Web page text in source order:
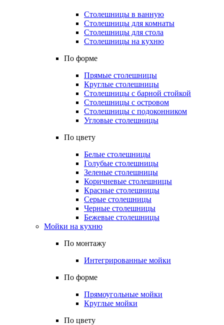
Столешницы в ванную
Столешницы для комнаты
Столешницы для стола
Столешницы на кухню
По форме
Прямые столешницы
Круглые столешницы
Столешницы с барной стойкой
Столешницы с островом
Столешницы с подоконником
Угловые столешницы
По цвету
Белые столешницы
Голубые столешницы
Зеленые столешницы
Коричневые столешницы
Красные столешницы
Серые столешницы
Черные столешницы
Бежевые столешницы
Мойки на кухню
По монтажу
Интегрированные мойки
По форме
Прямоугольные мойки
Круглые мойки
По цвету